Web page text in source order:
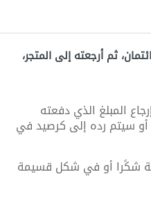
ثم أرجعته إلى المتجر،
المبلغ الذي دفعته
أو سيتم رده إلى كرصيد في
شكًرا أو في شكل قسيمة